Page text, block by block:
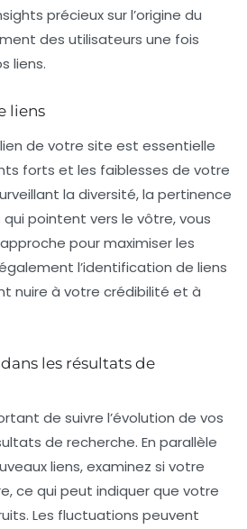
précieux sur l’origine du
des utilisateurs une fois
liens.
liens
lien de votre site est essentielle
forts et les faiblesses de votre
la diversité, la pertinence
pointent vers le vôtre, vous
pour maximiser les
l’identification de liens
nuire à votre crédibilité et à
les résultats de
de suivre l’évolution de vos
de recherche. En parallèle
liens, examinez si votre
ce qui peut indiquer que votre
Les fluctuations peuvent